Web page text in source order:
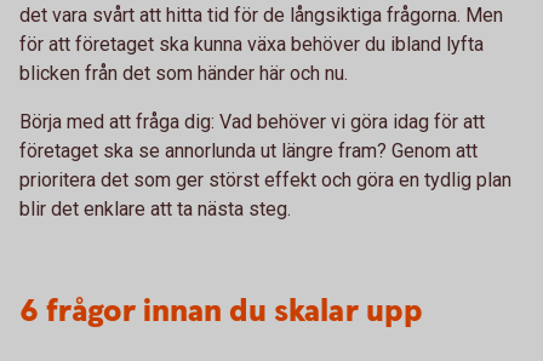
det vara svårt att hitta tid för de långsiktiga frågorna. Men
för att företaget ska kunna växa behöver du ibland lyfta
blicken från det som händer här och nu.
Börja med att fråga dig: Vad behöver vi göra idag för att
företaget ska se annorlunda ut längre fram? Genom att
prioritera det som ger störst effekt och göra en tydlig plan
blir det enklare att ta nästa steg.
6 frågor innan du skalar upp